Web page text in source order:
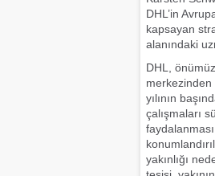
DHL’in
kapsayan
alanındaki
DHL,
merkezinden
yılının
çalışmaları
yakınlığı